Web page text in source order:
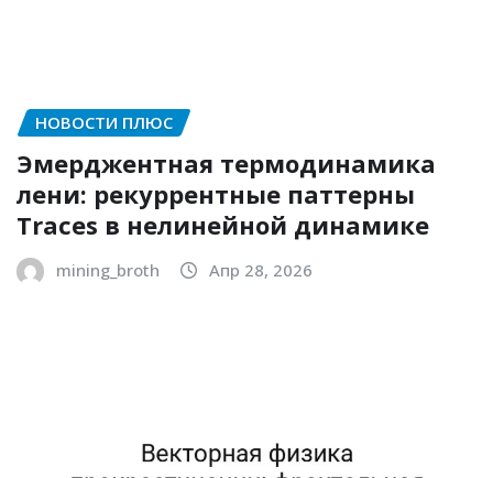
НОВОСТИ ПЛЮС
Эмерджентная термодинамика
лени: рекуррентные паттерны
Traces в нелинейной динамике
mining_broth Апр 28, 2026